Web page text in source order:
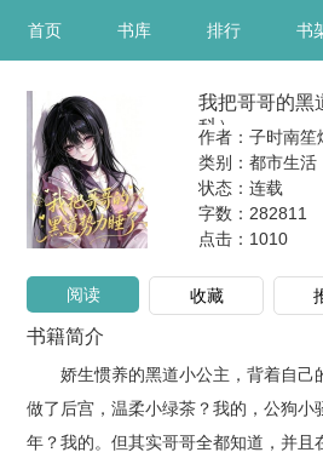
首页 书库 排行 书
我把哥哥的黑
科）
作者：子时南笙
类别：都市生活
状态：连载
字数：282811
点击： 1010
阅读 收藏
书籍简介
娇生惯养的黑道小公主，背着自己
做了后宫，温柔小绿茶？我的，公狗小
年？我的。但其实哥哥全都知道，并且